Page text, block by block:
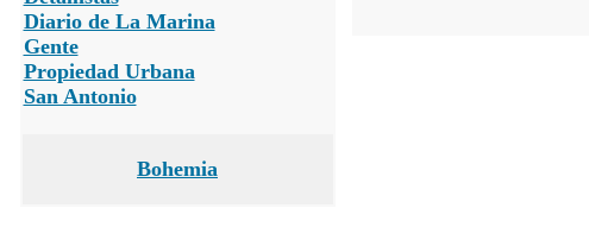
Diario de La Marina
Gente
Propiedad Urbana
San Antonio
Bohemia